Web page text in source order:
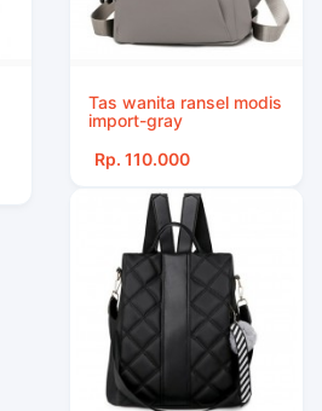
Tas wanita ransel modis
import-gray
Rp. 110.000